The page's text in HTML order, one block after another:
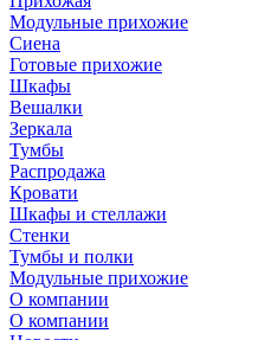
Модульные прихожие
Сиена
Готовые прихожие
Шкафы
Вешалки
Зеркала
Тумбы
Распродажа
Кровати
Шкафы и стеллажи
Стенки
Тумбы и полки
Модульные прихожие
О компании
О компании